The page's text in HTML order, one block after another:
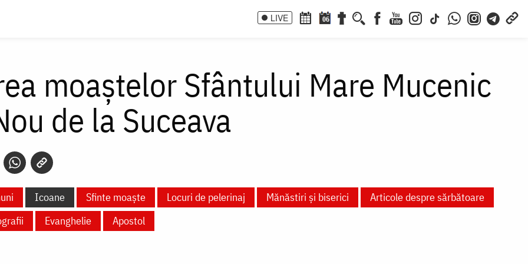
LIVE 06
moaștelor Sfântului Mare Mucenic
de la Suceava
Icoane Sfinte moaște Locuri de pelerinaj Mănăstiri și biserici
Articole despre sărbătoare
Evanghelie Apostol